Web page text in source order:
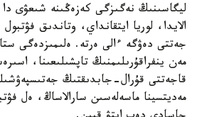
ليگاسىنىڭ نەگىزگى كەزەڭىنە شىعۋى
الايدا، لوريا ايتقانداي، وتاندىق
جەتتى دەۋگە ءالى ەرتە. ەلىمىزدەگى
مەن ينفراقۇرىلىمنىڭ تاپشىلىعىنا،
قاجەتتى قۇرال-جابدىقتىڭ
مەديتسينا ماسەلەسىن سارالاساڭ، ەل